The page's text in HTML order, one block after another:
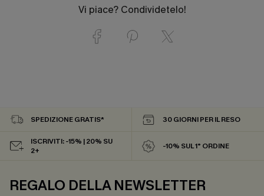
Vi piace? Condividetelo!
SPEDIZIONE GRATIS* 30 GIORNI PER IL RESO
ISCRIVITI: -15% | 20% SU
2+
-10% SUL 1° ORDINE
REGALO DELLA NEWSLETTER